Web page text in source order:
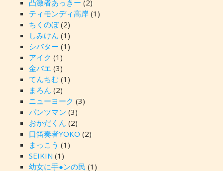
凸激者あっきー (2)
ティモンディ高岸(1)
ちくのぼ(2)
しみけん (1)
シバター (1)
アイク (1)
金バエ (3)
てんちむ (1)
まろん (2)
ニューヨーク (3)
パンツマン (3)
おかだくん (2)
口笛奏者YOKO (2)
まっこう (1)
SEIKIN (1)
幼女に手●ンの民 (1)